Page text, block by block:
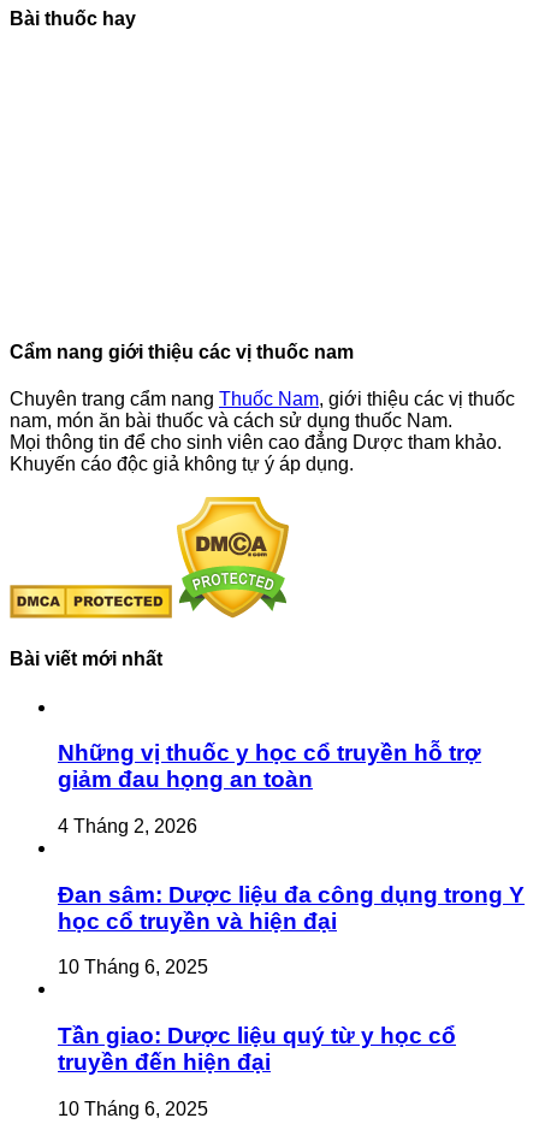
Bài thuốc hay
Cẩm nang giới thiệu các vị thuốc nam
Chuyên trang cẩm nang Thuốc Nam, giới thiệu các vị thuốc
nam, món ăn bài thuốc và cách sử dụng thuốc Nam.
Mọi thông tin để cho sinh viên cao đẳng Dược tham khảo.
Khuyến cáo độc giả không tự ý áp dụng.
Bài viết mới nhất
Những vị thuốc y học cổ truyền hỗ trợ
giảm đau họng an toàn
4 Tháng 2, 2026
Đan sâm: Dược liệu đa công dụng trong Y
học cổ truyền và hiện đại
10 Tháng 6, 2025
Tần giao: Dược liệu quý từ y học cổ
truyền đến hiện đại
10 Tháng 6, 2025